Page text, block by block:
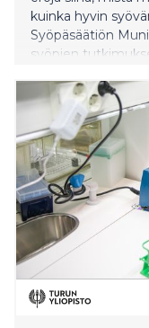
kuinka hyvin
Syöpäsäätiön
syöpien